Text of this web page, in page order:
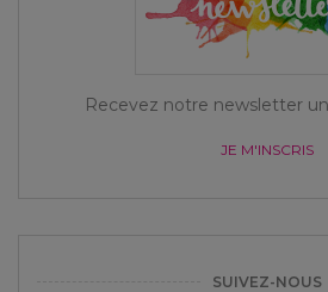
Recevez notre newsletter
JE M'INSCRIS
SUIVEZ-NOUS